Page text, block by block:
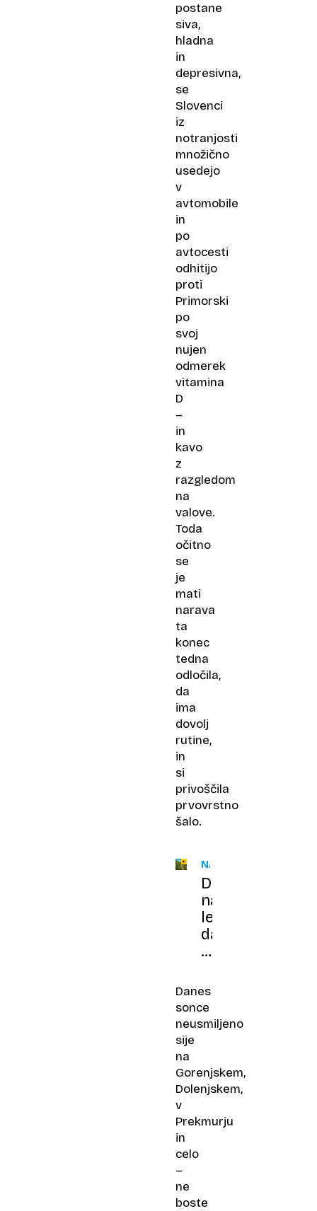
postane
siva,
hladna
in
depresivna,
se
Slovenci
iz
notranjosti
množično
usedejo
v
avtomobile
in
po
avtocesti
odhitijo
proti
Primorski
po
svoj
nujen
odmerek
vitamina
D
–
in
kavo
z
razgledom
na
valove.
Toda
očitno
se
je
mati
narava
ta
konec
tedna
odločila,
da
ima
dovolj
rutine,
in
si
privoščila
prvovrstno
šalo.
NAPOVED
Doslej
najlepši
letošnji
dan:
uživajte
20
stopinjah,
toda
pozor
cestah
Danes
sonce
neusmiljeno
sije
na
Gorenjskem,
Dolenjskem,
v
Prekmurju
in
celo
–
ne
boste